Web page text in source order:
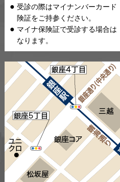
受診の際はマイナンバーカー
険証をご持参ください。
マイナ保険証で受診する場合
なります。